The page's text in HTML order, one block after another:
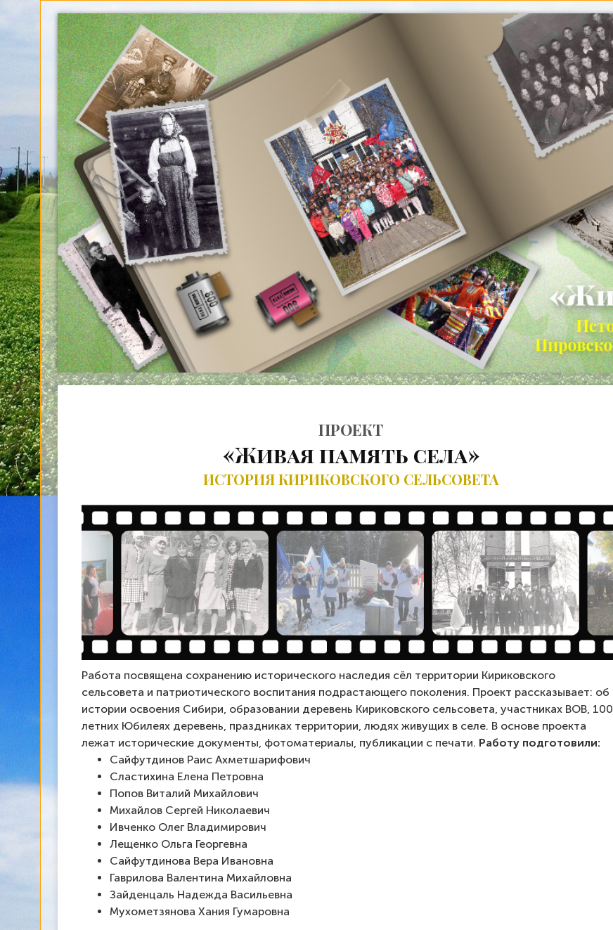
ПРОЕКТ
«Живая память села»
ИСТОРИЯ КИРИКОВСКОГО СЕЛЬСОВЕТА
Работа посвящена сохранению исторического наследия сёл территории Кириковского
сельсовета и патриотического воспитания подрастающего поколения. Проект рассказывает: об
истории освоения Сибири, образовании деревень Кириковского сельсовета, участниках ВОВ, 100
летних Юбилеях деревень, праздниках территории, людях живущих в селе. В основе проекта
лежат исторические документы, фотоматериалы, публикации с печати. Работу подготовили:
Сайфутдинов Раис Ахметшарифович
Сластихина Елена Петровна
Попов Виталий Михайлович
Михайлов Сергей Николаевич
Ивченко Олег Владимирович
Лещенко Ольга Георгевна
Сайфутдинова Вера Ивановна
Гаврилова Валентина Михайловна
Зайденцаль Надежда Васильевна
Мухометзянова Хания Гумаровна